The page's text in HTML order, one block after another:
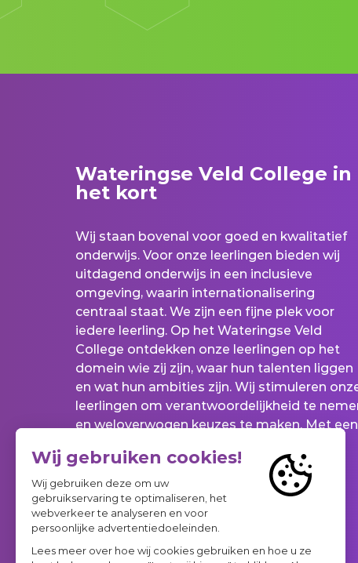
Wateringse Veld College in
het kort
Wij staan bovenal voor goed en kwalitatief
onderwijs. Voor onze leerlingen bieden wij
uitdagend onderwijs in een inclusieve
omgeving, waarin internationalisering
centraal staat. We zijn een fijne plek voor
iedere leerling. Op het Wateringse Veld
College ontdekken onze leerlingen op het
domein wie zij zijn, waar hun talenten liggen
en wat hun ambities zijn. Wij stimuleren
leerlingen om verantwoordelijkheid te
en weloverwogen keuzes te maken. Met een
leerlingen op tot echte wereldburgers.